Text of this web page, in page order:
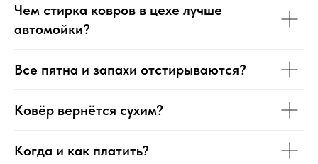
Чем стирка ковров в цехе лучше
автомойки?
Все пятна и запахи отстирываются?
Ковёр вернётся сухим?
Когда и как платить?